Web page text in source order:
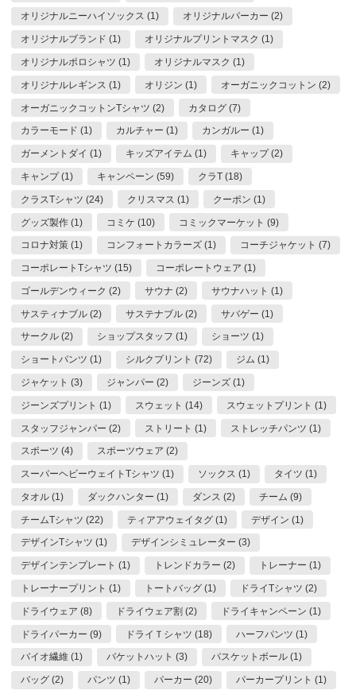
オリジナルニーハイソックス (1) オリジナルパーカー (2)
オリジナルブランド (1) オリジナルプリントマスク (1)
オリジナルポロシャツ (1) オリジナルマスク (1)
オリジナルレギンス (1) オリジン (1) オーガニックコットン (2)
オーガニックコットンTシャツ (2) カタログ (7)
カラーモード (1) カルチャー (1) カンガルー (1)
ガーメントダイ (1) キッズアイテム (1) キャップ (2)
キャンプ (1) キャンペーン (59) クラT (18)
クラスTシャツ (24) クリスマス (1) クーポン (1)
グッズ製作 (1) コミケ (10) コミックマーケット (9)
コロナ対策 (1) コンフォートカラーズ (1) コーチジャケット (7)
コーポレートTシャツ (15) コーポレートウェア (1)
ゴールデンウィーク (2) サウナ (2) サウナハット (1)
サスティナブル (2) サステナブル (2) サバゲー (1)
サークル (2) ショップスタッフ (1) ショーツ (1)
ショートパンツ (1) シルクプリント (72) ジム (1)
ジャケット (3) ジャンパー (2) ジーンズ (1)
ジーンズプリント (1) スウェット (14) スウェットプリント (1)
スタッフジャンパー (2) ストリート (1) ストレッチパンツ (1)
スポーツ (4) スポーツウェア (2)
スーパーヘビーウェイトTシャツ (1) ソックス (1) タイツ (1)
タオル (1) ダックハンター (1) ダンス (2) チーム (9)
チームTシャツ (22) ティアアウェイタグ (1) デザイン (1)
デザインTシャツ (1) デザインシミュレーター (3)
デザインテンプレート (1) トレンドカラー (2) トレーナー (1)
トレーナープリント (1) トートバッグ (1) ドライTシャツ (2)
ドライウェア (8) ドライウェア割 (2) ドライキャンペーン (1)
ドライパーカー (9) ドライＴシャツ (18) ハーフパンツ (1)
バイオ繊維 (1) バケットハット (3) バスケットボール (1)
バッグ (2) パンツ (1) パーカー (20) パーカープリント (1)